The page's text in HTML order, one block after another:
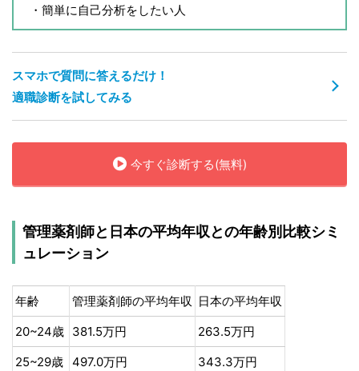
・簡単に自己分析をしたい人
スマホで質問に答えるだけ！
適職診断を試してみる
今すぐ診断する(無料)
管理薬剤師と日本の平均年収との年齢別比較シミ
ュレーション
年齢 管理薬剤師の平均年収 日本の平均年収
20~24歳 381.5万円
263.5万円
25~29歳 497.0万円
343.3万円